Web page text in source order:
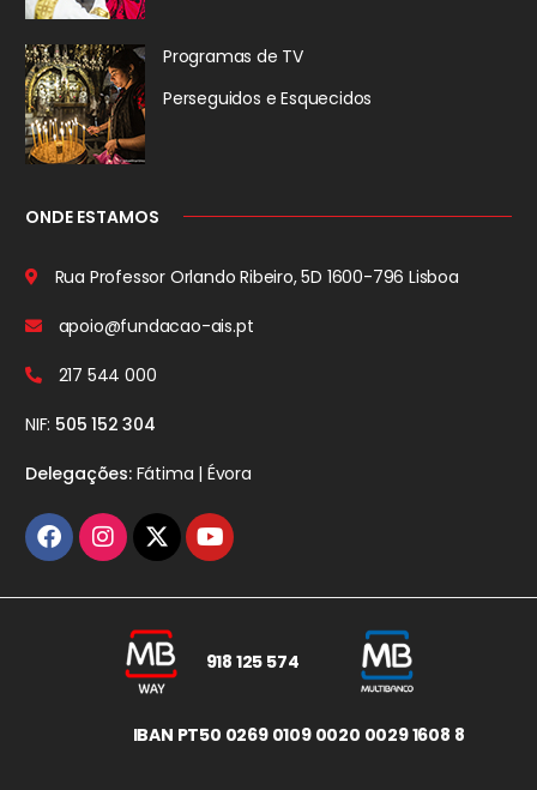
Programas de TV
Perseguidos e Esquecidos
ONDE ESTAMOS
Rua Professor Orlando Ribeiro, 5D 1600-796 Lisboa
apoio@fundacao-ais.pt
217 544 000
NIF: 505 152 304
Delegações:Fátima | Évora
918 125 574
IBAN PT50 0269 0109 0020 0029 1608 8